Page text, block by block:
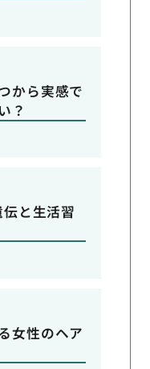
から実感で
？
と生活習
女性のヘア